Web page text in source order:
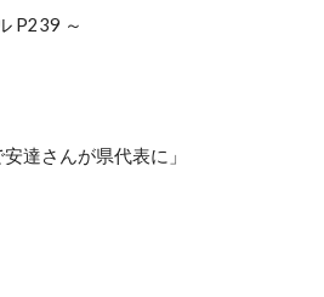
P239 ～
達さんが県代表に」